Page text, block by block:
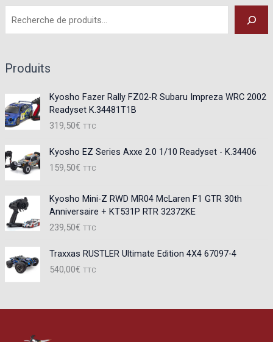
Produits
Kyosho Fazer Rally FZ02-R Subaru Impreza WRC 2002
Readyset K.34481T1B
319,50€ TTC
Kyosho EZ Series Axxe 2.0 1/10 Readyset - K.34406
159,50€ TTC
Kyosho Mini-Z RWD MR04 McLaren F1 GTR 30th
Anniversaire + KT531P RTR 32372KE
239,50€ TTC
Traxxas RUSTLER Ultimate Edition 4X4 67097-4
540,00€ TTC